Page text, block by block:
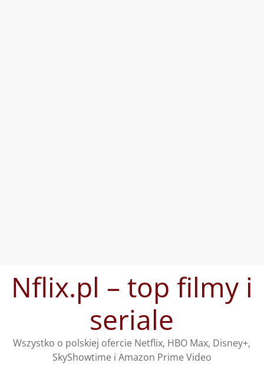
treściNflix.pl – top filmy i
seriale
Wszystko o polskiej ofercie Netflix, HBO Max, Disney+,
SkyShowtime i Amazon Prime Video